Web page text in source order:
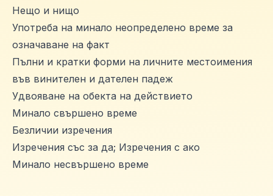
Нещо и нищо
Употреба на минало неопределено време за
означаване на факт
Пълни и кратки форми на личните местоимения
във винителен и дателен падеж
Удвояване на обекта на действието
Минало свършено време
Безличии изречения
Изречения със за да; Изречения с ако
Минало несвършено време